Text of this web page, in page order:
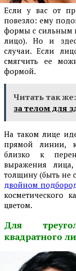
Если у вас от
повезло: ему
формы с сильным
лицо). Но и
случаи. Если
смягчить ее
формой.
Читать так же:
за телом для
На таком лице
прямой линии,
близко к
выражения
толщину (быть не
двойном
косметического
цветом.
Для
квадратного